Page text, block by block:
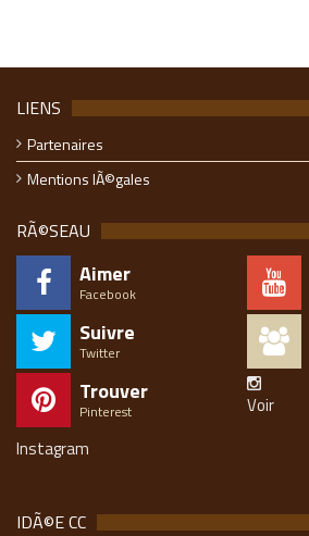
LIENS
Partenaires
Mentions lÃ©gales
RÃ©SEAU
Aimer
Facebook
Suivre
Twitter
Trouver
Pinterest
Voir
Instagram
IDÃ©E CC